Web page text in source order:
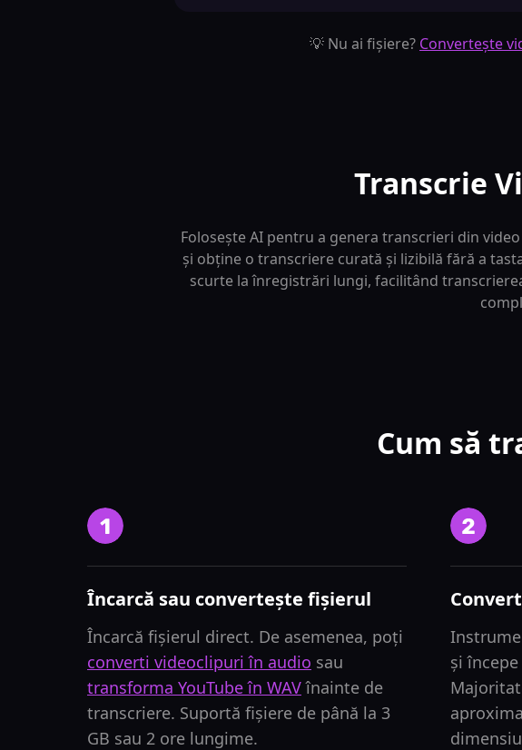
💡 Nu ai fișiere? Convertește
Transcrie
Folosește AI pentru a genera transcrieri din
și obține o transcriere curată și lizibilă fără a
scurte la înregistrări lungi, facilitând
Cum să
Încarcă sau convertește fișierul
Încarcă fișierul direct. De asemenea, poți
converti videoclipuri în audio sau
transforma YouTube în WAVînainte de
transcriere. Suportă fișiere de până la 3
GB sau 2 ore lungime.
și